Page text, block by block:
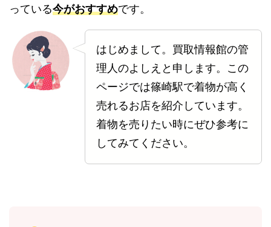
っている今がおすすめです。
はじめまして。買取情報館の管
理人のよしえと申します。この
ページでは篠崎駅で着物が高く
売れるお店を紹介しています。
着物を売りたい時にぜひ参考に
してみてください。